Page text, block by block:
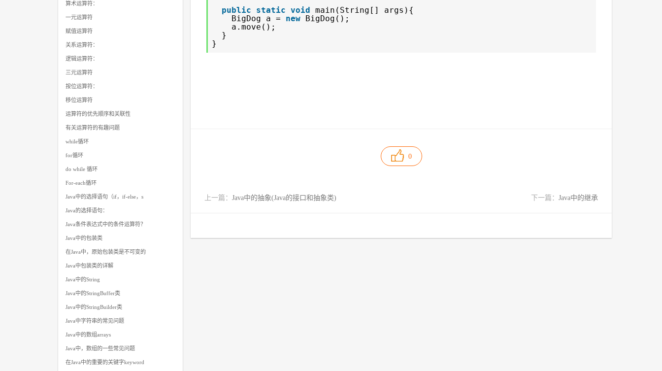
public
static void main(String[] args){
BigDog a = new BigDog();
a.move();
}
}
0
上一篇： Java中的抽象(Java的接口和抽象类) 下一篇： Java中的继承
算术运算符：
一元运算符
赋值运算符
关系运算符：
逻辑运算符：
三元运算符
按位运算符：
移位运算符
运算符的优先顺序和关联性
有关运算符的有趣问题
while循环
for循环
do while 循环
For-each循环
Java中的选择语句（if，if-else，s
Java的选择语句：
Java条件表达式中的条件运算符？
Java中的包装类
在Java中，原始包装类是不可变的
Java中包装类的详解
Java中的String
Java中的StringBuffer类
Java中的StringBuilder类
Java中字符串的常见问题
Java中的数组arrays
Java中，数组的一些常见问题
在Java中的重要的关键字keyword